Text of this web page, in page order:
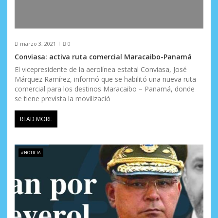
marzo 3, 2021 0
Conviasa: activa ruta comercial Maracaibo-Panamá
El vicepresidente de la aerolínea estatal Conviasa, José
Márquez Ramírez, informó que se habilitó una nueva ruta
comercial para los destinos Maracaibo – Panamá, donde
se tiene prevista la movilizació
READ MORE
#NOTICIA